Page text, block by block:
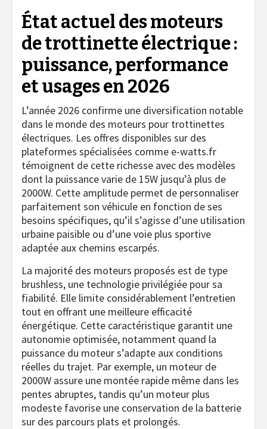
État actuel des moteurs
de trottinette électrique :
puissance, performance
et usages en 2026
L’année 2026 confirme une diversification notable
dans le monde des moteurs pour trottinettes
électriques. Les offres disponibles sur des
plateformes spécialisées comme e-watts.fr
témoignent de cette richesse avec des modèles
dont la puissance varie de 15W jusqu’à plus de
2000W. Cette amplitude permet de personnaliser
parfaitement son véhicule en fonction de ses
besoins spécifiques, qu’il s’agisse d’une utilisation
urbaine paisible ou d’une voie plus sportive
adaptée aux chemins escarpés.
La majorité des moteurs proposés est de type
brushless, une technologie privilégiée pour sa
fiabilité. Elle limite considérablement l’entretien
tout en offrant une meilleure efficacité
énergétique. Cette caractéristique garantit une
autonomie optimisée, notamment quand la
puissance du moteur s’adapte aux conditions
réelles du trajet. Par exemple, un moteur de
2000W assure une montée rapide même dans les
pentes abruptes, tandis qu’un moteur plus
modeste favorise une conservation de la batterie
sur des parcours plats et prolongés.